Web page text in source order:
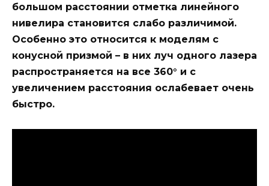
большом расстоянии отметка линейного
нивелира становится слабо различимой.
Особенно это относится к моделям с
конусной призмой – в них луч одного лазера
распространяется на все 360° и с
увеличением расстояния ослабевает очень
быстро.